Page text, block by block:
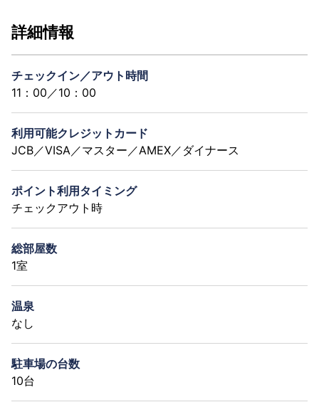
詳細情報
チェックイン／アウト時間
11：00／10：00
利用可能クレジットカード
JCB／VISA／マスター／AMEX／ダイナース
ポイント利用タイミング
チェックアウト時
総部屋数
1室
温泉
なし
駐車場の台数
10台